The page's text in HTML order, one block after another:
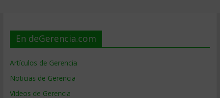
En deGerencia.com
Artículos de Gerencia
Noticias de Gerencia
Videos de Gerencia